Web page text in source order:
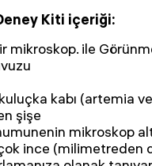
Kiti içeriği:
mikroskop. ile
kabı (artemia
şişe
mikroskop
ince (milimetreden